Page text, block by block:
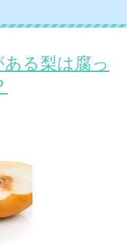
る梨は腐っ